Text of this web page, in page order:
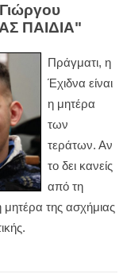
ΠΑΙΔΙΑ"
Πράγματι, η
Έχιδνα είναι
η μητέρα
των
τεράτων. Αν
το δει κανείς
από τη
μητέρα της ασχήμιας